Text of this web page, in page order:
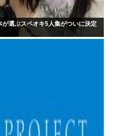
選ぶスペオキ5人集がついに決定